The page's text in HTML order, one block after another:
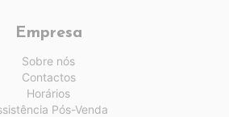
Empresa
Sobre nós
Contactos
Horários
Pós-Venda